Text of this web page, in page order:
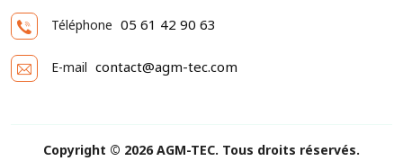
Téléphone 05 61 42 90 63
E-mail contact@agm-tec.com
Copyright © 2026 AGM-TEC. Tous droits réservés.